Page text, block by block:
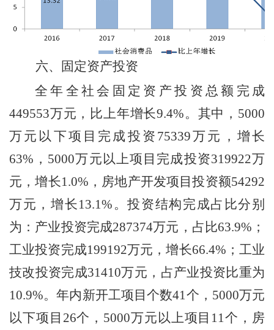
六、固定资产投资
全年全社会固定资产投资总额完成
449553万元，比上年增长9.4%。其中， 5000
万元以下项目完成投资 75339万元，增长
63% ， 5000万元以上项目完成投资319922万
元，增长1.0% ，房地产开发项目投资额54292
万元，增长 13.1% 。投资结构完成占比分别
为：产业投资完成287374万元，占比63.9% ；
工业投资完成199192万元，增长66.4% ；工业
技改投资完成31410万元，占产业投资比重为
10.9%。年内新开工项目个数41 个， 5000万元
以下项目 26个， 5000万元以上项目 11 个，房